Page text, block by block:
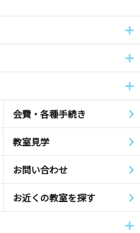
会費・各種手続き
教室見学
お問い合わせ
お近くの教室を探す